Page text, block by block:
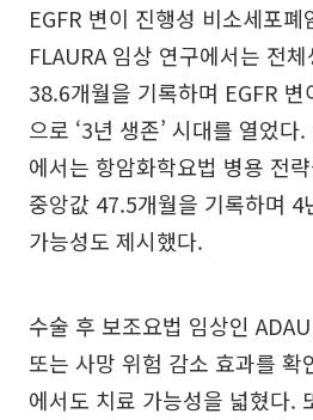
EGFR 변이 진행성 비소세포
FLAURA 임상 연구에서는 전
38.6개월을 기록하며 EGFR
으로 ‘3년 생존’ 시대를 열었다
에서는 항암화학요법 병용 전
중앙값 47.5개월을 기록하며 4
가능성도 제시했다.
수술 후 보조요법 임상인
또는 사망 위험 감소 효과를 확
에서도 치료 가능성을 넓혔다.